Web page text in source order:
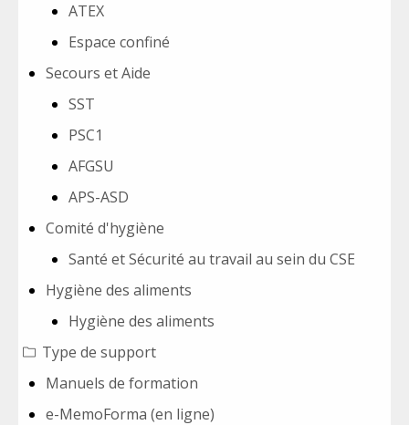
ATEX
Espace confiné
Secours et Aide
SST
PSC1
AFGSU
APS-ASD
Comité d'hygiène
Santé et Sécurité au travail au sein du CSE
Hygiène des aliments
Hygiène des aliments
Type de support
Manuels de formation
e-MemoForma (en ligne)